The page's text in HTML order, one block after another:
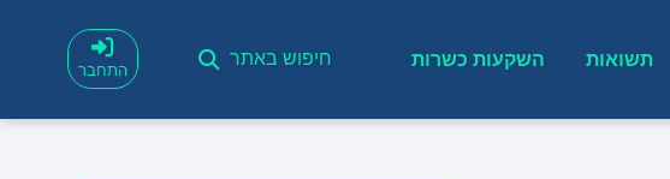
תשואות השקעות כשרות חיפוש באתר
התחבר